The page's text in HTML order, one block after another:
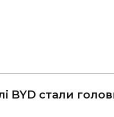
BYD стали